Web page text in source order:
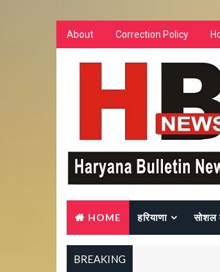
About Correction Policy
HOME हरियाणा सोशल
BREAKING